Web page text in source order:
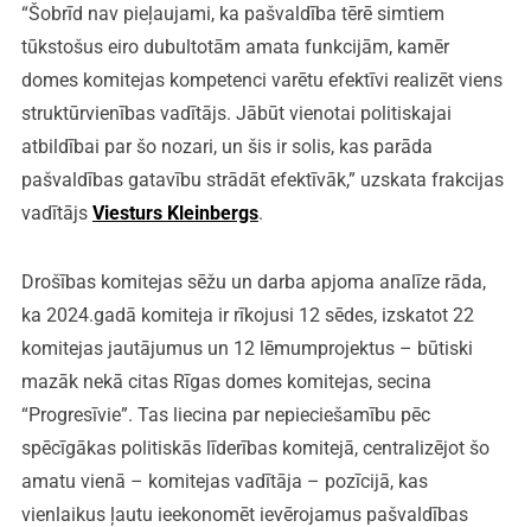
“Šobrīd nav pieļaujami, ka pašvaldība tērē simtiem
tūkstošus eiro dubultotām amata funkcijām, kamēr
domes komitejas kompetenci varētu efektīvi realizēt viens
struktūrvienības vadītājs. Jābūt vienotai politiskajai
atbildībai par šo nozari, un šis ir solis, kas parāda
pašvaldības gatavību strādāt efektīvāk,” uzskata frakcijas
vadītājs Viesturs Kleinbergs.
Drošības komitejas sēžu un darba apjoma analīze rāda,
ka 2024.gadā komiteja ir rīkojusi 12 sēdes, izskatot 22
komitejas jautājumus un 12 lēmumprojektus – būtiski
mazāk nekā citas Rīgas domes komitejas, secina
“Progresīvie”. Tas liecina par nepieciešamību pēc
spēcīgākas politiskās līderības komitejā, centralizējot šo
amatu vienā – komitejas vadītāja – pozīcijā, kas
vienlaikus ļautu ieekonomēt ievērojamus pašvaldības